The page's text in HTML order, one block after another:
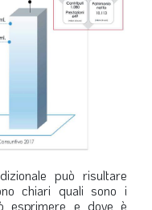
può risultare
chiari quali sono i
esprimere e dove è